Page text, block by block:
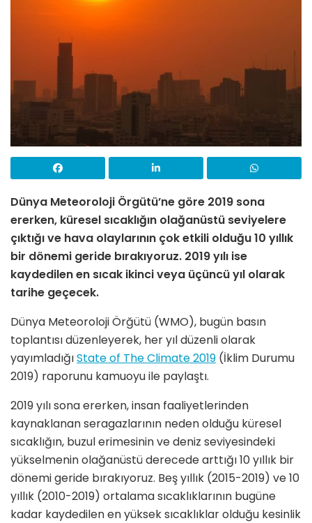
Dünya Meteoroloji Örgütü’ne göre 2019 sona
ererken, küresel sıcaklığın olağanüstü seviyelere
çıktığı ve hava olaylarının çok etkili olduğu 10 yıllık
bir dönemi geride bırakıyoruz. 2019 yılı ise
kaydedilen en sıcak ikinci veya üçüncü yıl olarak
tarihe geçecek.
Dünya Meteoroloji Örğütü (WMO), bugün basın
toplantısı düzenleyerek, her yıl düzenli olarak
yayımladığıState of The Climate 2019 (İklim Durumu
2019) raporunu kamuoyu ile paylaştı.
2019 yılı sona ererken, insan faaliyetlerinden
kaynaklanan seragazlarının neden olduğu küresel
sıcaklığın, buzul erimesinin ve deniz seviyesindeki
yükselmenin olağanüstü derecede arttığı 10 yıllık bir
dönemi geride bırakıyoruz. Beş yıllık (2015-2019) ve 10
yıllık (2010-2019) ortalama sıcaklıklarının bugüne
kadar kaydedilen en yüksek sıcaklıklar olduğu kesinlik